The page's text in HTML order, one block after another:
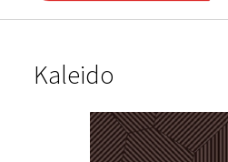
Kaleido